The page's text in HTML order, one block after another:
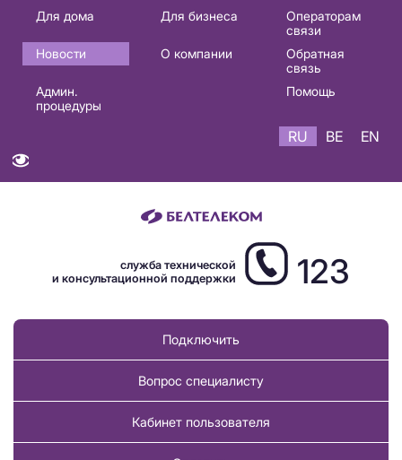
Основная
навигация
RU
Для дома Для бизнеса
Операторам
связи
Новости
О компании
Обратная
связь
Админ.
процедуры
Помощь
RU BE EN
служба технической
и консультационной поддержки
123
Подключить
Вопрос специалисту
Кабинет пользователя